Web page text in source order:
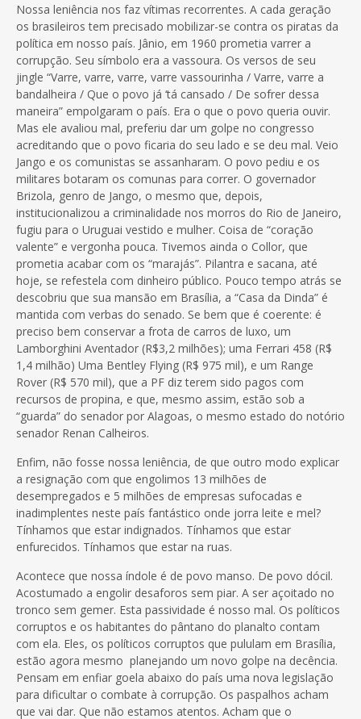
Nossa leniência nos faz vítimas recorrentes. A cada geração
os brasileiros tem precisado mobilizar-se contra os piratas da
política em nosso país. Jânio, em 1960 prometia varrer a
corrupção. Seu símbolo era a vassoura. Os versos de seu
jingle “Varre, varre, varre, varre vassourinha / Varre, varre a
bandalheira / Que o povo já ‘tá cansado / De sofrer dessa
maneira” empolgaram o país. Era o que o povo queria ouvir.
Mas ele avaliou mal, preferiu dar um golpe no congresso
acreditando que o povo ficaria do seu lado e se deu mal. Veio
Jango e os comunistas se assanharam. O povo pediu e os
militares botaram os comunas para correr. O governador
Brizola, genro de Jango, o mesmo que, depois,
institucionalizou a criminalidade nos morros do Rio de Janeiro,
fugiu para o Uruguai vestido e mulher. Coisa de “coração
valente” e vergonha pouca. Tivemos ainda o Collor, que
prometia acabar com os “marajás”. Pilantra e sacana, até
hoje, se refestela com dinheiro público. Pouco tempo atrás se
descobriu que sua mansão em Brasília, a “Casa da Dinda” é
mantida com verbas do senado. Se bem que é coerente: é
preciso bem conservar a frota de carros de luxo, um
Lamborghini Aventador (R$3,2 milhões); uma Ferrari 458 (R$
1,4 milhão) Uma Bentley Flying (R$ 975 mil), e um Range
Rover (R$ 570 mil), que a PF diz terem sido pagos com
recursos de propina, e que, mesmo assim, estão sob a
“guarda” do senador por Alagoas, o mesmo estado do notório
senador Renan Calheiros.
Enfim, não fosse nossa leniência, de que outro modo explicar
a resignação com que engolimos 13 milhões de
desempregados e 5 milhões de empresas sufocadas e
inadimplentes neste país fantástico onde jorra leite e mel?
Tínhamos que estar indignados. Tínhamos que estar
enfurecidos. Tínhamos que estar na ruas.
Acontece que nossa índole é de povo manso. De povo dócil.
Acostumado a engolir desaforos sem piar. A ser açoitado no
tronco sem gemer. Esta passividade é nosso mal. Os políticos
corruptos e os habitantes do pântano do planalto contam
com ela. Eles, os políticos corruptos que pululam em Brasília,
estão agora mesmo planejando um novo golpe na decência.
Pensam em enfiar goela abaixo do país uma nova legislação
para dificultar o combate à corrupção. Os paspalhos acham
que vai dar. Que não estamos atentos. Acham que o